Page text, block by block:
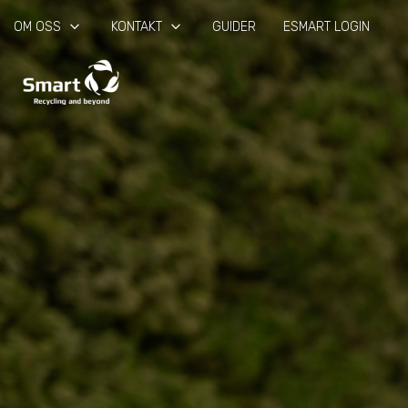
OM OSS keyboard_arrow_down KONTAKT keyboard_arrow_down GUIDER ESMART LOGIN